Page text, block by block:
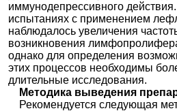
иммунодепрессивного
испытаниях с применением
наблюдалось увеличения
возникновения
однако для определения
этих процессов необходимы
длительные исследования.
Методика выведения
Рекомендуется следующая